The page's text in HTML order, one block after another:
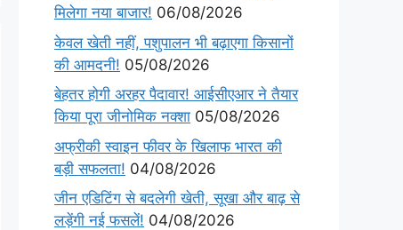
मिलेगा नया बाजार! 06/08/2026
केवल खेती नहीं, पशुपालन भी बढ़ाएगा किसानों
की आमदनी! 05/08/2026
बेहतर होगी अरहर पैदावार! आईसीएआर ने तैयार
किया पूरा जीनोमिक नक्शा 05/08/2026
अफ्रीकी स्वाइन फीवर के खिलाफ भारत की
बड़ी सफलता! 04/08/2026
जीन एडिटिंग से बदलेगी खेती, सूखा और बाढ़ से
लड़ेंगी नई फसलें! 04/08/2026